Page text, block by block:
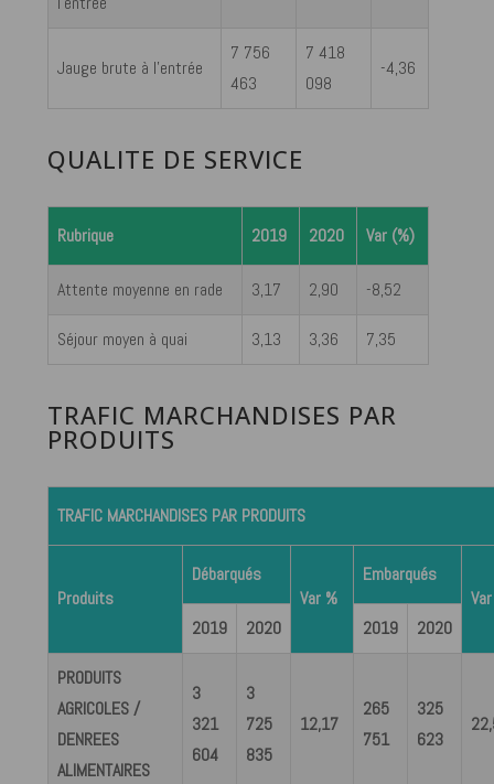
Jauge brute à l’entrée
7 756
463
7 418
098
-4,36
QUALITE DE SERVICE
Rubrique 2019 2020 Var (%)
Attente moyenne en rade 3,17 2,90 -8,52
Séjour moyen à quai 3,13 3,36 7,35
TRAFIC MARCHANDISES PAR
PRODUITS
TRAFIC MARCHANDISES PAR PRODUITS
Produits
Débarqués
Var %
Embarqués
2019
2020 2019 2020
PRODUITS
AGRICOLES /
DENREES
ALIMENTAIRES
3
321
604
3
725
835
12,17
265
751
325
623